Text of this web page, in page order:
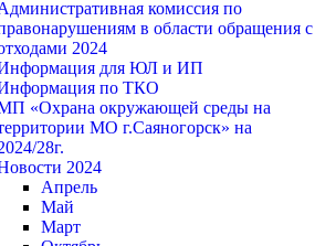
комиссия по
в области обращения с
2024
для ЮЛ и ИП
по ТКО
«Охрана окружающей среды на
МО г.Саяногорск» на
28г.
2024
Апрель
Май
Март